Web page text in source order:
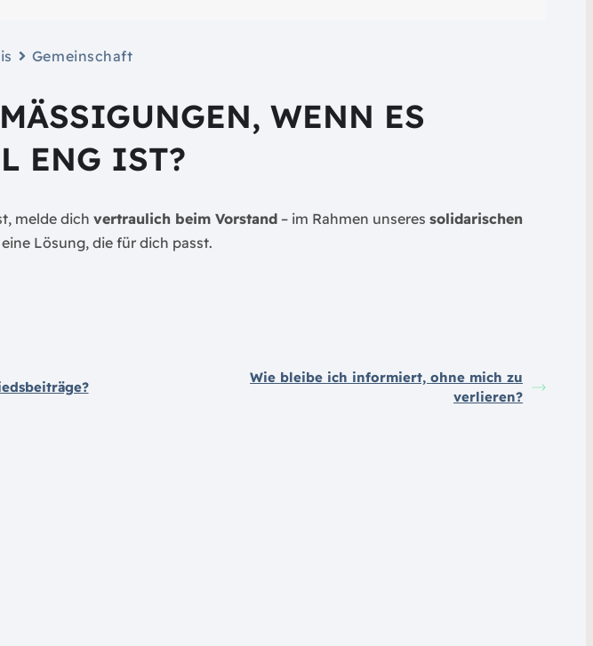
Gemeinschaft
WENN ES F
IST?
melde dich vertraulich beim Vorstand– im Rahmen unseres solidarischen
Lösung, die für dich passt.
Wie bleibe ich informiert, ohne mich zu
verlieren?